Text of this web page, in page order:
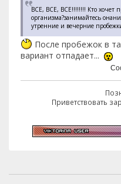
ВСЕ, ВСЕ, ВСЕ!!!!!!!! Кто хочет
организма?занимайтесь
утренние и вечерние
После пробежок в
вариант отпадает...
Приветствовать